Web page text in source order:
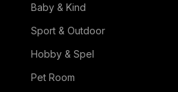
Baby & Kind
Sport & Outdoor
Hobby & Spel
Pet Room